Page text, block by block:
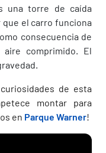
una torre de caída
el carro funciona
consecuencia de
comprimido. El
de esta
montar para
en Parque Warner!